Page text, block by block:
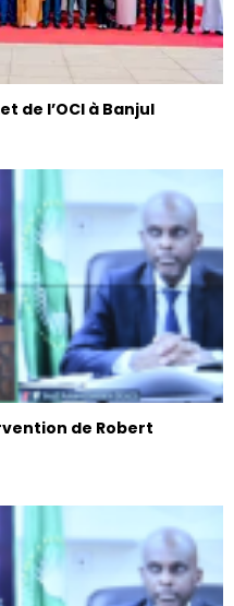
de l’OCI à Banjul
de Robert